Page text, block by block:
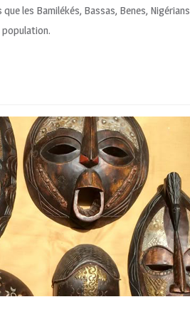
les Bamilékés, Bassas, Benes, Nigérians
population.